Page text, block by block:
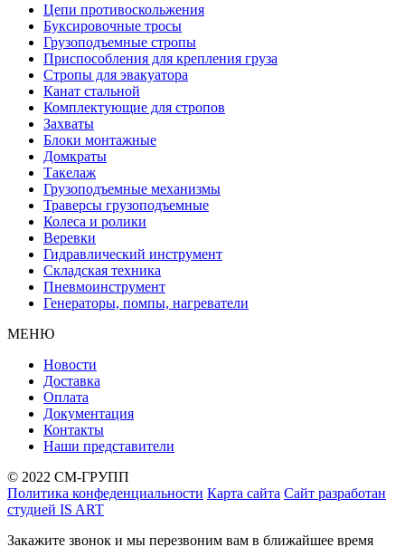
Цепи противоскольжения
Буксировочные тросы
Грузоподъемные стропы
Приспособления для крепления груза
Стропы для эвакуатора
Канат стальной
Комплектующие для стропов
Захваты
Блоки монтажные
Домкраты
Такелаж
Грузоподъемные механизмы
Траверсы грузоподъемные
Колеса и ролики
Веревки
Гидравлический инструмент
Складская техника
Пневмоинструмент
Генераторы, помпы, нагреватели
МЕНЮ
Новости
Доставка
Оплата
Документация
Контакты
Наши представители
© 2022 СМ-ГРУПП
Политика конфеденциальности Карта сайта Сайт разработан
студией IS ART
Закажите звонок и мы перезвоним вам в ближайшее время